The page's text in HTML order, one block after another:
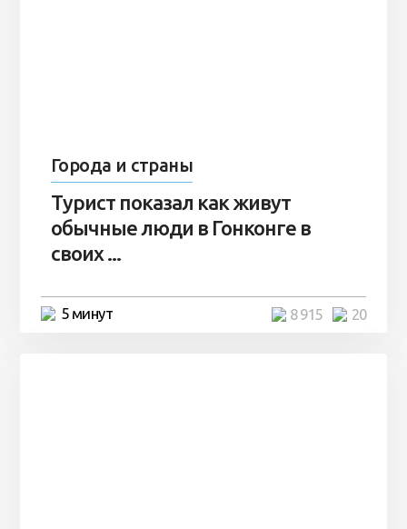
Города и страны
Турист показал как живут
обычные люди в Гонконге в
своих ...
5 минут 20
8 915